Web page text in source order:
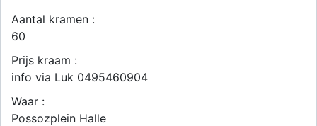
Aantal kramen :
60
Prijs kraam :
info via Luk 0495460904
Waar :
Possozplein Halle